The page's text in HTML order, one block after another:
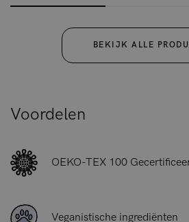
chemicaliën in je dagelijks leven
BEKIJK ALLE
Voordelen
OEKO-TEX 100
Veganistische ingrediënten